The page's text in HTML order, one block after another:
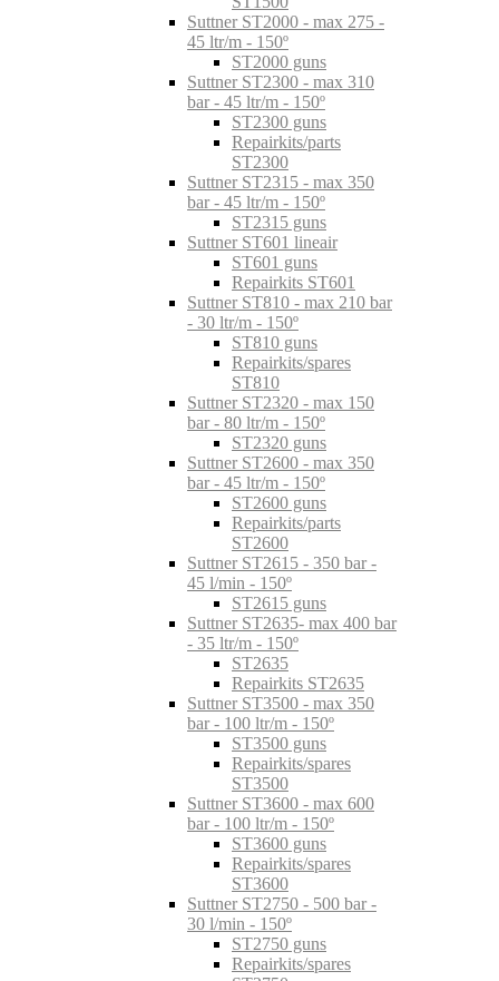
Suttner ST2000 - max 275 -
45 ltr/m - 150º
ST2000 guns
Suttner ST2300 - max 310
bar - 45 ltr/m - 150º
ST2300 guns
Repairkits/parts
ST2300
Suttner ST2315 - max 350
bar - 45 ltr/m - 150º
ST2315 guns
Suttner ST601 lineair
ST601 guns
Repairkits ST601
Suttner ST810 - max 210 bar
- 30 ltr/m - 150º
ST810 guns
Repairkits/spares
ST810
Suttner ST2320 - max 150
bar - 80 ltr/m - 150º
ST2320 guns
Suttner ST2600 - max 350
bar - 45 ltr/m - 150º
ST2600 guns
Repairkits/parts
ST2600
Suttner ST2615 - 350 bar -
45 l/min - 150º
ST2615 guns
Suttner ST2635- max 400 bar
- 35 ltr/m - 150º
ST2635
Repairkits ST2635
Suttner ST3500 - max 350
bar - 100 ltr/m - 150º
ST3500 guns
Repairkits/spares
ST3500
Suttner ST3600 - max 600
bar - 100 ltr/m - 150º
ST3600 guns
Repairkits/spares
ST3600
Suttner ST2750 - 500 bar -
30 l/min - 150º
ST2750 guns
Repairkits/spares